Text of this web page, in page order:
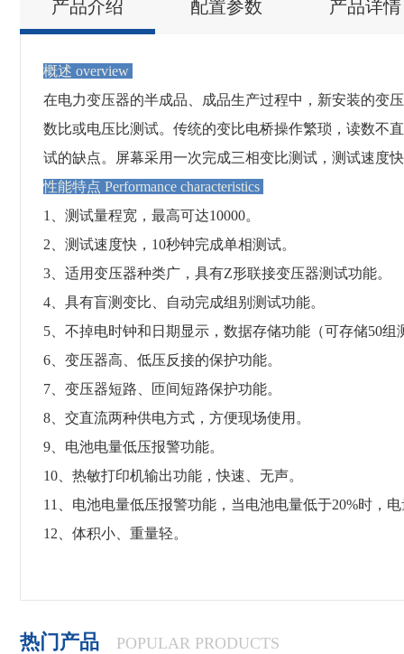
产品介绍 配置参数 产品详情
概述 overview
在电力变压器的半成品、成品生产过程中，新安装的变
数比或电压比测试。传统的变比电桥操作繁琐，读数不
试的缺点。屏幕采用一次完成三相变比测试，测试速度
性能特点 Performance characteristics
1、测试量程宽，最高可达10000。
2、测试速度快，10秒钟完成单相测试。
3、适用变压器种类广，具有Ζ形联接变压器测试功能。
4、具有盲测变比、自动完成组别测试功能。
5、不掉电时钟和日期显示，数据存储功能（可存储50组
6、变压器高、低压反接的保护功能。
7、变压器短路、匝间短路保护功能。
8、交直流两种供电方式，方便现场使用。
9、电池电量低压报警功能。
10、热敏打印机输出功能，快速、无声。
11、电池电量低压报警功能，当电池电量低于20%时，
12、体积小、重量轻。
热门产品 POPULAR PRODUCTS